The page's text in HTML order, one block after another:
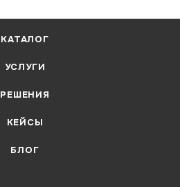
КАТАЛОГ
УСЛУГИ
РЕШЕНИЯ
КЕЙСЫ
БЛОГ